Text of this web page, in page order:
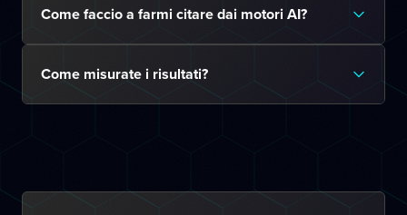
Come faccio a farmi citare dai motori AI?
Come misurate i risultati?